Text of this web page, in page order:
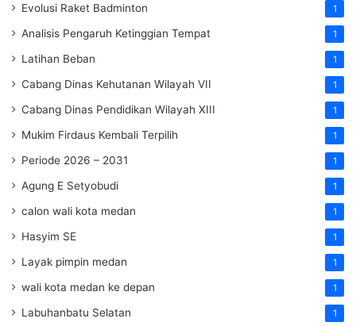
Evolusi Raket Badminton 1
Analisis Pengaruh Ketinggian Tempat 1
Latihan Beban 1
Cabang Dinas Kehutanan Wilayah VII 1
Cabang Dinas Pendidikan Wilayah XIII 1
Mukim Firdaus Kembali Terpilih 1
Periode 2026 – 2031 1
Agung E Setyobudi 1
calon wali kota medan 1
Hasyim SE 1
Layak pimpin medan 1
wali kota medan ke depan 1
Labuhanbatu Selatan 1